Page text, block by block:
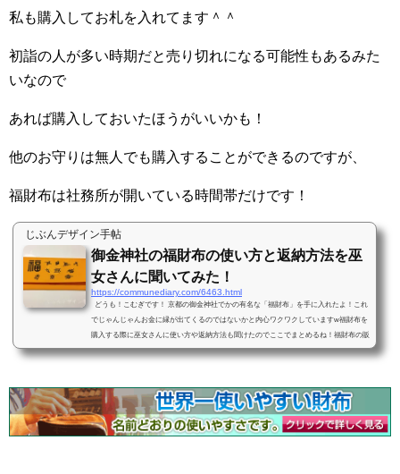
私も購入してお札を入れてます＾＾
初詣の人が多い時期だと売り切れになる可能性もあるみた
いなので
あれば購入しておいたほうがいいかも！
他のお守りは無人でも購入することができるのですが、
福財布は社務所が開いている時間帯だけです！
じぶんデザイン手帖
御金神社の福財布の使い方と返納方法を巫
女さんに聞いてみた！
https://communediary.com/6463.html
どうも！こむぎです！ 京都の御金神社でかの有名な「福財布」を手に入れたよ！これ
でじゃんじゃんお金に縁が出てくるのではないかと内心ワクワクしていますw福財布を
購入する際に巫女さんに使い方や返納方法も聞けたのでここでまとめるね！福財布の販
売時間帯や売り切れる恐れのある日も紹介してるよ！御金神社の福財布の買える時間帯
社だから知っている人も多...